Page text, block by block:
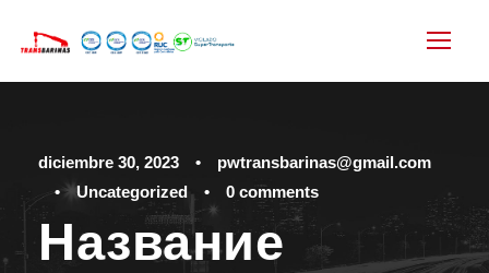
diciembre 30, 2023 •
pwtransbarinas@gmail.com
•
Uncategorized • 0 comments
Название